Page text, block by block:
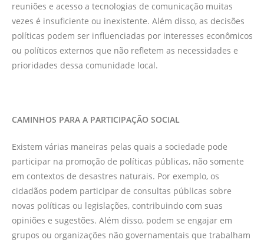
reuniões e acesso a tecnologias de comunicação muitas
vezes é insuficiente ou inexistente. Além disso, as decisões
políticas podem ser influenciadas por interesses econômicos
ou políticos externos que não refletem as necessidades e
prioridades dessa comunidade local.
CAMINHOS PARA A PARTICIPAÇÃO SOCIAL
Existem várias maneiras pelas quais a sociedade pode
participar na promoção de políticas públicas, não somente
em contextos de desastres naturais. Por exemplo, os
cidadãos podem participar de consultas públicas sobre
novas políticas ou legislações, contribuindo com suas
opiniões e sugestões. Além disso, podem se engajar em
grupos ou organizações não governamentais que trabalham